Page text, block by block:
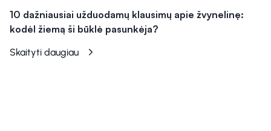
10 dažniausiai užduodamų klausimų apie žvynelinę:
kodėl žiemą ši būklė pasunkėja?
Skaityti daugiau